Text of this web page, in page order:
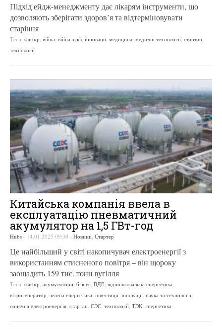
Підхід ейдж-менеджменту дає лікарям інструменти, що
дозволяють зберігати здоров’я та відтерміновувати
старіння
Теги: startup війна війна з рф інновації медицина медичні технології стартап
технології
Китайська компанія ввела в
експлуатацію пневматичний
акумулятор на 1,5 ГВт-год
Hubs - 14.01.2025 09:30 - Новини, Стартер
Це найбільший у світі накопичувач електроенергії з
використанням стисненого повітря – він щороку
заощадить 159 тис. тонн вугілля
Теги: startup, акумулятори, бізнес, ВДЕ, відновлювальна енергетика,
вітрогенератор, зелена енергетика, інвестиції, інновації, наука та технології,
сонячна електроенергія, стартап, СЭС, технології, ТЭК, энергетика